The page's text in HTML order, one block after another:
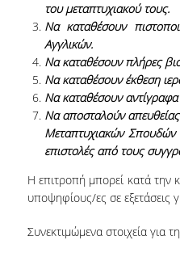
QUALITY
QUALITY POLICY
ACCREDITATION
AUEB QUALITY
RESEARCH
RESEARCH LABS
του μεταπτυχιακού τους.
Να καταθέσουν
Αγγλικών.
Να καταθέσουν πλήρες
Να καταθέσουν έκθεση
Να καταθέσουν αντίγραφα
Να αποσταλούν
Μεταπτυχιακών Σπουδών
επιστολές από τους
Η επιτροπή μπορεί κατά την
υποψηφίους/ες σε εξετάσεις
Συνεκτιμώμενα στοιχεία για